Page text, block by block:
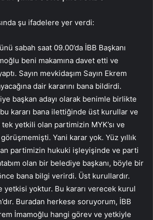
şu ifadelere yer verdi:
sabah saat 09.00’da İBB Başkanı
beni makamına davet etti ve
Sayın mevkidaşım Sayın Ekrem
dair kararını bana bildirdi.
başkan adayı olarak benimle birlikte
kararı bana ilettiğinde üst kurullar ve
yetkili olan partimizin MYK’sı ve
Yani karar yok. Yüz yıllık
partimizin hukuki işleyişinde ve parti
olan bir belediye başkanı, böyle bir
bana bilgi verirdi. Üst kurullardır.
yetkisi yoktur. Bu kararı verecek kurul
Buradan herkese soruyorum, İBB
İmamoğlu hangi görev ve yetkiyle